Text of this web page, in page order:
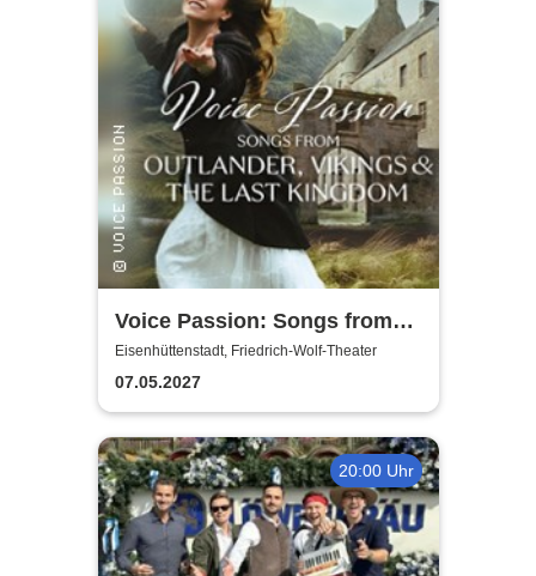
Voice Passion: Songs from
Outlander, Vikings & The Last
Kingdom
Eisenhüttenstadt, Friedrich-Wolf-Theater
07.05.2027
20:00 Uhr